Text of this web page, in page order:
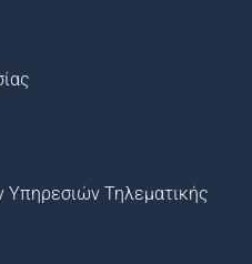
Υπηρεσιών Τηλεματικής